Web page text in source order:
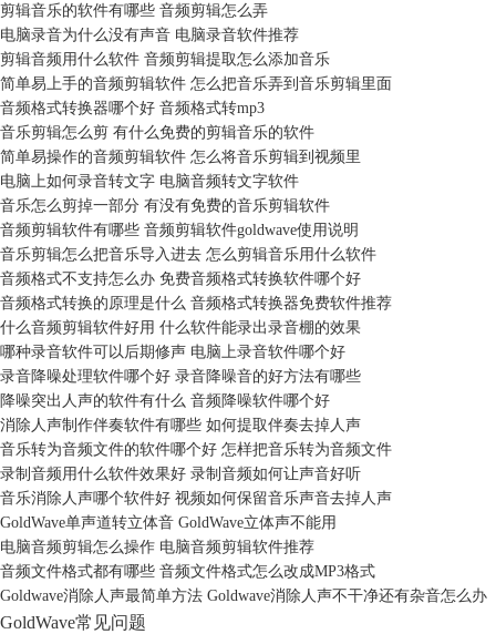
剪辑音乐的软件有哪些 音频剪辑怎么弄
电脑录音为什么没有声音 电脑录音软件推荐
剪辑音频用什么软件 音频剪辑提取怎么添加音乐
简单易上手的音频剪辑软件 怎么把音乐弄到音乐剪辑里面
音频格式转换器哪个好 音频格式转mp3
音乐剪辑怎么剪 有什么免费的剪辑音乐的软件
简单易操作的音频剪辑软件 怎么将音乐剪辑到视频里
电脑上如何录音转文字 电脑音频转文字软件
音乐怎么剪掉一部分 有没有免费的音乐剪辑软件
音频剪辑软件有哪些 音频剪辑软件goldwave使用说明
音乐剪辑怎么把音乐导入进去 怎么剪辑音乐用什么软件
音频格式不支持怎么办 免费音频格式转换软件哪个好
音频格式转换的原理是什么 音频格式转换器免费软件推荐
什么音频剪辑软件好用 什么软件能录出录音棚的效果
哪种录音软件可以后期修声 电脑上录音软件哪个好
录音降噪处理软件哪个好 录音降噪音的好方法有哪些
降噪突出人声的软件有什么 音频降噪软件哪个好
消除人声制作伴奏软件有哪些 如何提取伴奏去掉人声
音乐转为音频文件的软件哪个好 怎样把音乐转为音频文件
录制音频用什么软件效果好 录制音频如何让声音好听
音乐消除人声哪个软件好 视频如何保留音乐声音去掉人声
GoldWave单声道转立体音 GoldWave立体声不能用
电脑音频剪辑怎么操作 电脑音频剪辑软件推荐
音频文件格式都有哪些 音频文件格式怎么改成MP3格式
Goldwave消除人声最简单方法 Goldwave消除人声不干净还有杂音怎么办
GoldWave常见问题